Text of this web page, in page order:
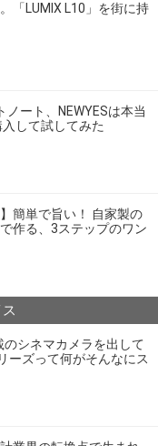
「LUMIX L10」を街に持
ート、NEWYESは本当
して試してみた
簡単で旨い！ 自家製の
作る、3ステップのワン
シネマカメラを出して
ーズって何がそんなにス